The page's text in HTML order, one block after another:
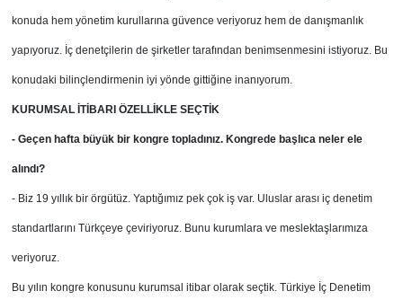
konuda hem yönetim kurullarına güvence veriyoruz hem de danışmanlık
yapıyoruz. İç denetçilerin de şirketler tarafından benimsenmesini istiyoruz. Bu
konudaki bilinçlendirmenin iyi yönde gittiğine inanıyorum.
KURUMSAL İTİBARI ÖZELLİKLE SEÇTİK
- Geçen hafta büyük bir kongre topladınız. Kongrede başlıca neler ele
alındı?
- Biz 19 yıllık bir örgütüz. Yaptığımız pek çok iş var. Uluslar arası iç denetim
standartlarını Türkçeye çeviriyoruz. Bunu kurumlara ve meslektaşlarımıza
veriyoruz.
Bu yılın kongre konusunu kurumsal itibar olarak seçtik. Türkiye İç Denetim